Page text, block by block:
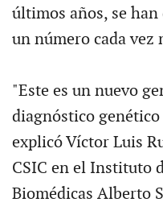
últimos años, se
un número cada vez
"Este es un nuevo
diagnóstico
explicó Víctor Luis
CSIC en el Instituto
Biomédicas Alberto